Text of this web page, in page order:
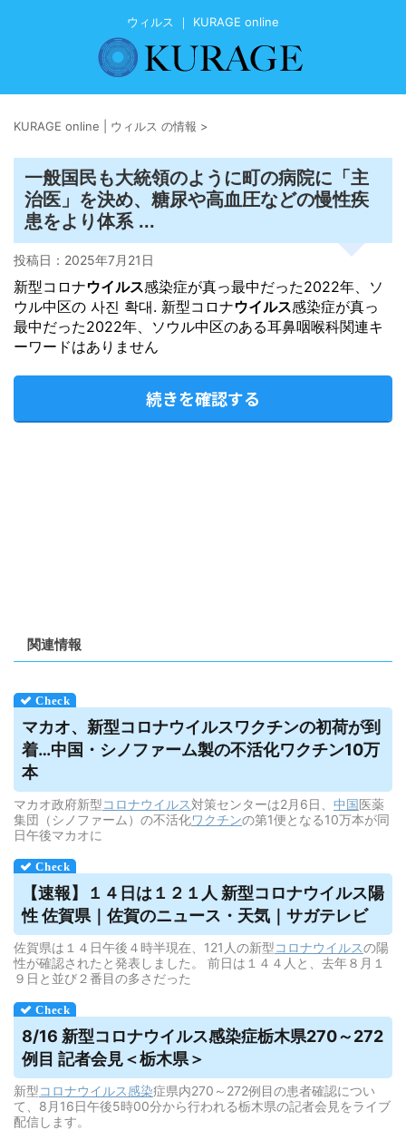
ウィルス ｜ KURAGE online
KURAGE online | ウィルス の情報 >
一般国民も大統領のように町の病院に「主
治医」を決め、糖尿や高血圧などの慢性疾
患をより体系 ...
投稿日： 2025年7月21日
新型コロナウイルス感染症が真っ最中だった2022年、ソ
ウル中区の 사진 확대. 新型コロナウイルス感染症が真っ
最中だった2022年、ソウル中区のある耳鼻咽喉科関連キ
ーワードはありません
続きを確認する
関連情報
マカオ、新型コロナウイルスワクチンの初荷が到
着…中国・シノファーム製の不活化ワクチン10万
本
マカオ政府新型コロナウイルス対策センターは2月6日、 中国医薬
集団（シノファーム）の不活化ワクチンの第1便となる10万本が同
日午後マカオに
【速報】１４日は１２１人 新型コロナウイルス陽
性 佐賀県｜佐賀のニュース・天気｜サガテレビ
佐賀県は１４日午後４時半現在、121人の新型コロナウイルスの陽
性が確認されたと発表しました。 前日は１４４人と、去年８月１
９日と並び２番目の多さだった
8/16 新型コロナウイルス感染症栃木県270～272
例目 記者会見＜栃木県＞
新型コロナウイルス感染症県内270～272例目の患者確認につい
て、8月16日午後5時00分から行われる栃木県の記者会見をライブ
配信します。